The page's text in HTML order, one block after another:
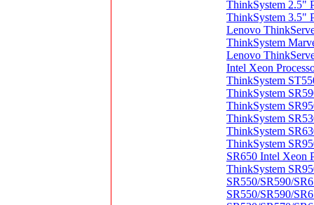
ThinkSystem 2.5"
ThinkSystem 3.5"
Lenovo
ThinkSystem
Lenovo
Intel Xeon
ThinkSystem
ThinkSystem
ThinkSystem
ThinkSystem
ThinkSystem
ThinkSystem
SR650 Intel Xeon
ThinkSystem
SR550/SR590/
SR550/SR590/